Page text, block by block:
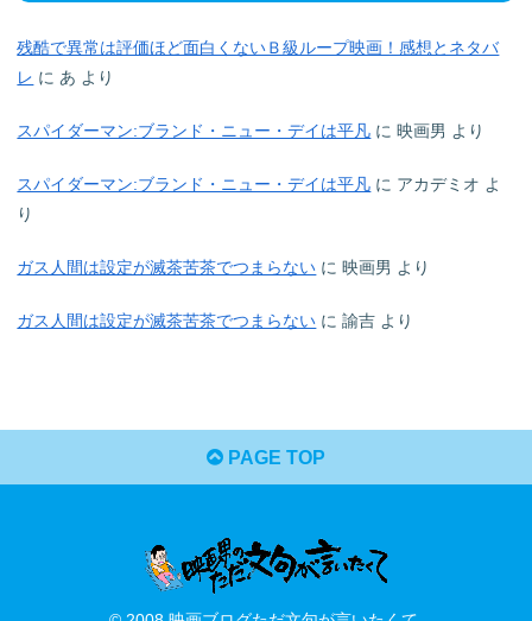
残酷で異常は評価ほど面白くないＢ級ループ映画！感想とネタバ
レ にあ より
スパイダーマン:ブランド・ニュー・デイは平凡 に映画男 より
スパイダーマン:ブランド・ニュー・デイは平凡 に アカデミオ よ
り
ガス人間は設定が滅茶苦茶でつまらない に映画男 より
ガス人間は設定が滅茶苦茶でつまらない に諭吉 より
PAGE TOP